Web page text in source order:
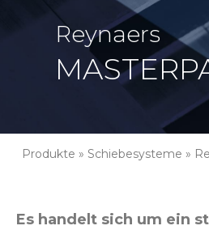
Reynaers
Produkte » Schiebesysteme »
Es handelt sich um ein